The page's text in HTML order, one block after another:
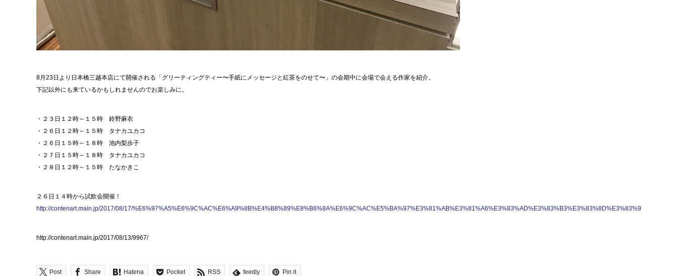
8月23日より日本橋三越本店にて開催される「グリーティングティー〜手紙にメッセージと紅茶をのせて〜」の会期中に会場で会える作家を紹介。
下記以外にも来ているかもしれませんのでお楽しみに。
・２３日１２時～１５時 鈴野麻衣
・２６日１２時～１５時 タナカユカコ
・２６日１５時～１８時 池内梨歩子
・２７日１５時～１８時 タナカユカコ
・２８日１２時～１５時 たなかきこ
２６日１４時から試飲会開催！
http://contenart.main.jp/2017/08/17/
http://contenart.main.jp/2017/08/13/9967/
Post Share Hatena Pocket RSS feedly Pin it